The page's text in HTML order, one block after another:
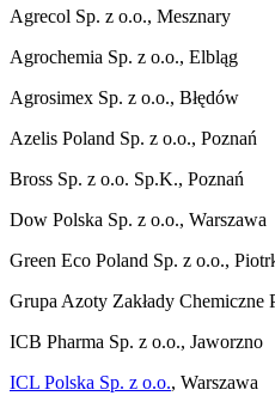
Agrecol Sp. z o.o., Mesznary
Agrochemia Sp. z o.o., Elbląg
Agrosimex Sp. z o.o., Błędów
Azelis Poland Sp. z o.o., Poznań
Bross Sp. z o.o. Sp.K., Poznań
Dow Polska Sp. z o.o., Warszawa
Green Eco Poland Sp. z o.o.,
Grupa Azoty Zakłady Chemiczne
ICB Pharma Sp. z o.o., Jaworzno
ICL Polska Sp. z o.o., Warszawa